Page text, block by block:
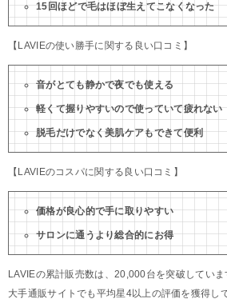
15回ほどで毛はほぼ生えてこなくなった
【LAVIEの使い勝手に関する良い口コミ】
音がとても静かで夜でも使える
軽くて握りやすいので使っていて疲れない
脱毛だけでなく美肌ケアもできて便利
【LAVIEのコスパに関する良い口コミ】
価格が良心的で手に取りやすい
サロンに通うより総合的にお得
LAVIEの累計販売数は、20,000台を突破していま
大手通販サイトでも平均星4以上の評価を獲得し